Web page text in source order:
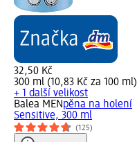
32,50 Kč
300 ml (10,83 Kč za 100 ml)
+ 1 další velikost
Balea MENpěna na holení
Sensitive, 300 ml
(125)